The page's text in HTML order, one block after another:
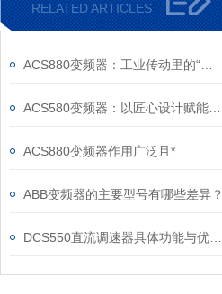
RELATED ARTICLES
ACS880变频器作用广泛且*
ABB变频器的主要型号有哪些差异？